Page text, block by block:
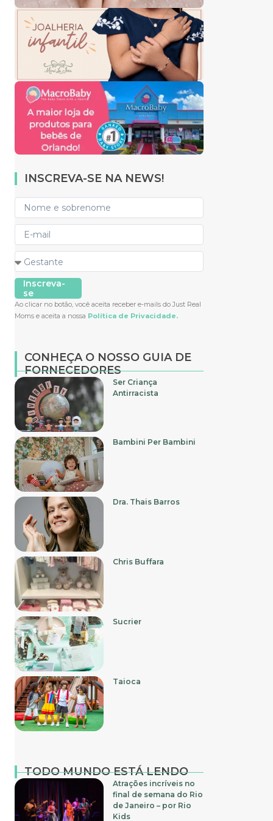
INSCREVA-SE NA NEWS!
Inscreva-
se
Ao clicar no botão, você aceita receber e-mails do Just Real
Moms e aceita a nossa Política de Privacidade.
CONHEÇA O NOSSO GUIA DE
FORNECEDORES
Ser Criança
Antirracista
Bambini Per Bambini
Dra. Thais Barros
Chris Buffara
Sucrier
Taioca
TODO MUNDO ESTÁ LENDO
Atrações incríveis no
final de semana do Rio
de Janeiro – por Rio
Kids